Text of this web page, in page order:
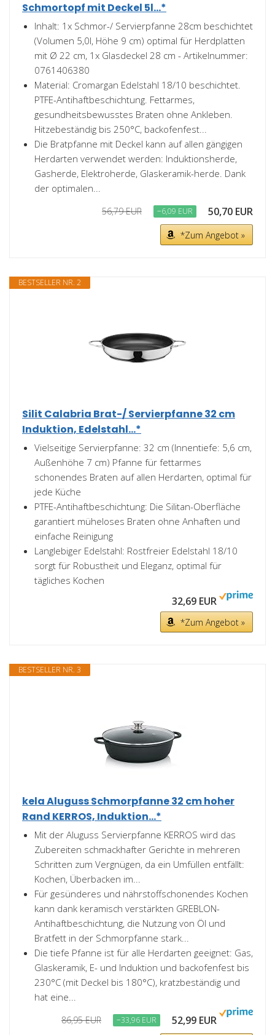
Schmortopf mit Deckel 5l...*
Inhalt: 1x Schmor-/ Servierpfanne 28cm beschichtet
(Volumen 5,0l, Höhe 9 cm) optimal für Herdplatten
mit Ø 22 cm, 1x Glasdeckel 28 cm - Artikelnummer:
0761406380
Material: Cromargan Edelstahl 18/10 beschichtet.
PTFE-Antihaftbeschichtung. Fettarmes,
gesundheitsbewusstes Braten ohne Ankleben.
Hitzebeständig bis 250°C, backofenfest...
Die Bratpfanne mit Deckel kann auf allen gängigen
Herdarten verwendet werden: Induktionsherde,
Gasherde, Elektroherde, Glaskeramik-herde. Dank
der optimalen...
56,79 EUR −6,09 EUR 50,70 EUR
*Zum Angebot »
BESTSELLER NR. 2
Silit Calabria Brat-/ Servierpfanne 32 cm
Induktion, Edelstahl...*
Vielseitige Servierpfanne: 32 cm (Innentiefe: 5,6 cm,
Außenhöhe 7 cm) Pfanne für fettarmes
schonendes Braten auf allen Herdarten, optimal für
jede Küche
PTFE-Antihaftbeschichtung: Die Silitan-Oberfläche
garantiert müheloses Braten ohne Anhaften und
einfache Reinigung
Langlebiger Edelstahl: Rostfreier Edelstahl 18/10
sorgt für Robustheit und Eleganz, optimal für
tägliches Kochen
32,69 EUR
*Zum Angebot »
BESTSELLER NR. 3
kela Aluguss Schmorpfanne 32 cm hoher
Rand KERROS, Induktion...*
Mit der Aluguss Servierpfanne KERROS wird das
Zubereiten schmackhafter Gerichte in mehreren
Schritten zum Vergnügen, da ein Umfüllen entfällt:
Kochen, Überbacken im...
Für gesünderes und nährstoffschonendes Kochen
kann dank keramisch verstärkten GREBLON-
Antihaftbeschichtung, die Nutzung von Öl und
Bratfett in der Schmorpfanne stark...
Die tiefe Pfanne ist für alle Herdarten geeignet: Gas,
Glaskeramik, E- und Induktion und backofenfest bis
230°C (mit Deckel bis 180°C), kratzbeständig und
hat eine...
86,95 EUR −33,96 EUR 52,99 EUR